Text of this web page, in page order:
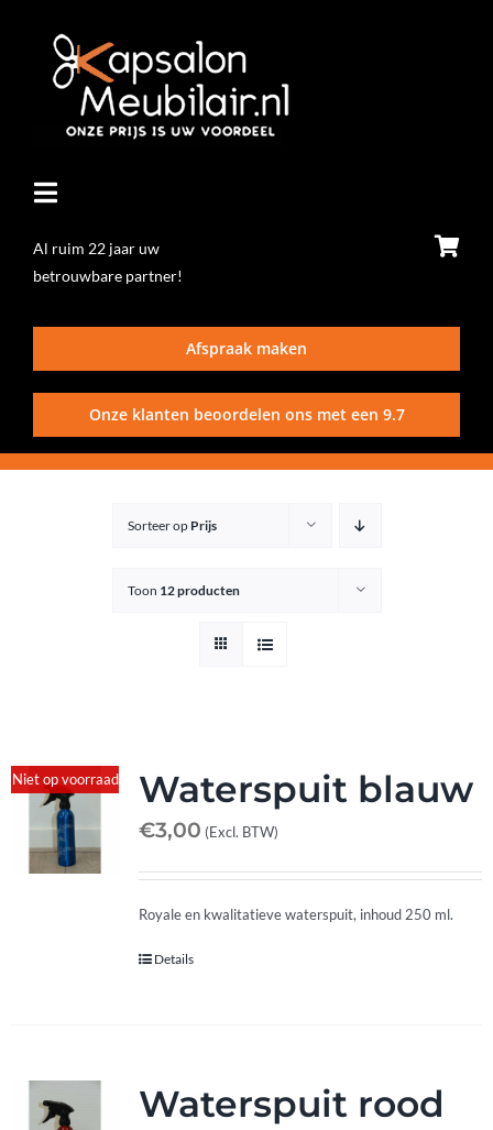
Toggle
Navigatie
Stoelen
Accessoires
Magazijnsale
Buitenkansjes
Al ruim 22 jaar uw
betrouwbare partner!
Afspraak maken
Onze klanten beoordelen ons met een 9.7
Sorteer op Prijs
Toon 12 producten
Niet op voorraad Waterspuit blauw
€3,00 (Excl. BTW)
Royale en kwalitatieve waterspuit, inhoud 250 ml.
Details
Waterspuit rood